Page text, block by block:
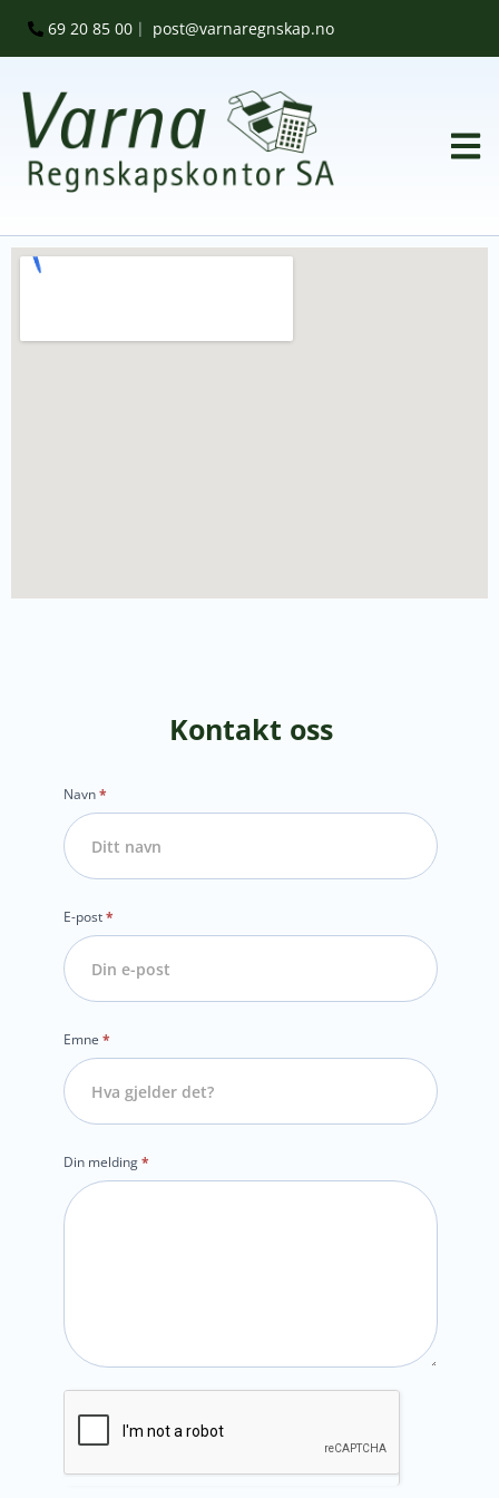
69 20 85 00 post@varnaregnskap.no
Kontakt oss
Kontakt
Navn*
E-post*
Emne *
Din melding*